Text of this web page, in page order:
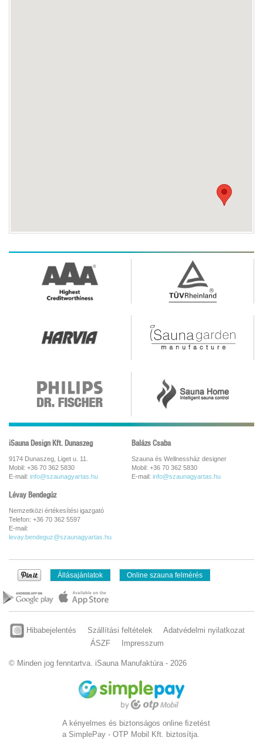
iSauna Design Kft. Dunaszeg
9174 Dunaszeg, Liget u. 11.
Mobil: +36 70 362 5830
E-mail: info@szaunagyartas.hu
Balázs Csaba
Szauna és Wellnessház designer
Mobil: +36 70 362 5830
E-mail: info@szaunagyartas.hu
Lévay Bendegúz
Nemzetközi értékesítési igazgató
Telefon: +36 70 362 5597
E-mail:
levay.bendeguz@szaunagyartas.hu
Állásajánlatok Online szauna felmérés
Hibabejelentés Szállítási feltételek
Adatvédelmi nyilatkozat
ÁSZF
Impresszum
© Minden jog fenntartva. iSauna Manufaktúra - 2026
A kényelmes és biztonságos online ﬁzetést
a SimplePay - OTP Mobil Kft. biztosítja.